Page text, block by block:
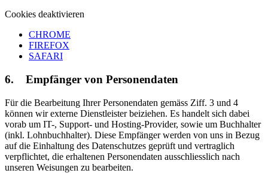
Cookies deaktivieren
CHROME
FIREFOX
SAFARI
6. Empfänger von Personendaten
Für die Bearbeitung Ihrer Personendaten gemäss Ziff. 3 und 4
können wir externe Dienstleister beiziehen. Es handelt sich dabei
vorab um IT-, Support- und Hosting-Provider, sowie um Buchhalter
(inkl. Lohnbuchhalter). Diese Empfänger werden von uns in Bezug
auf die Einhaltung des Datenschutzes geprüft und vertraglich
verpflichtet, die erhaltenen Personendaten ausschliesslich nach
unseren Weisungen zu bearbeiten.